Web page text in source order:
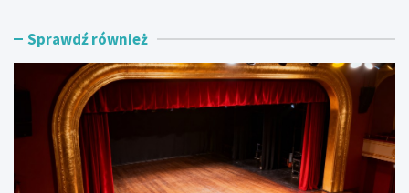
ń
p
t
ó
c
n
p
a
Sprawdź również